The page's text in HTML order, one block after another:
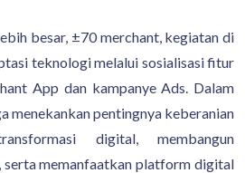
besar, ±70 merchant, kegiatan di
teknologi melalui sosialisasi fitur
App dan kampanye Ads. Dalam
menekankan pentingnya keberanian
digital, membangun
memanfaatkan platform digital